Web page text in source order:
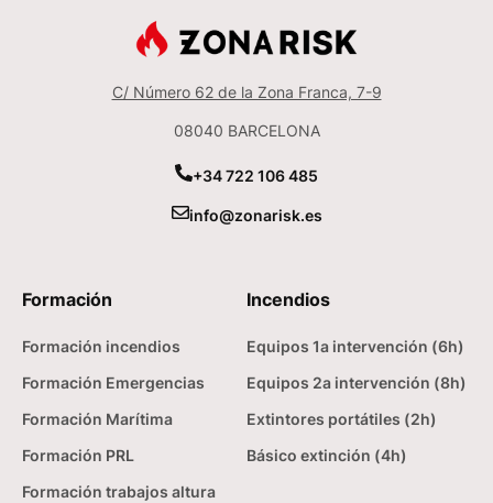
C/ Número 62 de la Zona Franca, 7-9
08040 BARCELONA
+34 722 106 485
info@zonarisk.es
Formación
Formación incendios
Formación Emergencias
Formación Marítima
Formación PRL
Formación trabajos altura
Incendios
Equipos 1a intervención (6h)
Equipos 2a intervención (8h)
Extintores portátiles (2h)
Básico extinción (4h)